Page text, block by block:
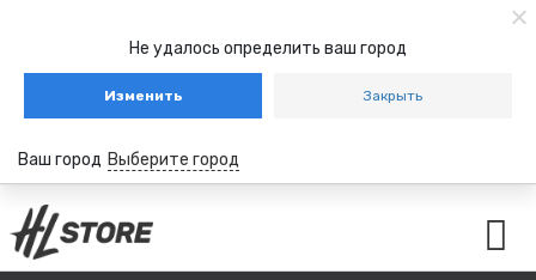
Не удалось определить ваш город
Изменить Закрыть
Ваш город Выберите город